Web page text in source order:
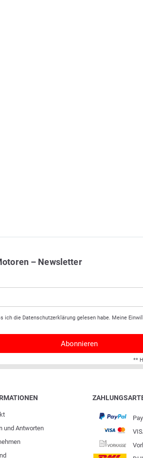
– Newsletter
ich die Daten­schutz­erklärunggelesen habe. Meine
Abonnieren
**
und Antworten